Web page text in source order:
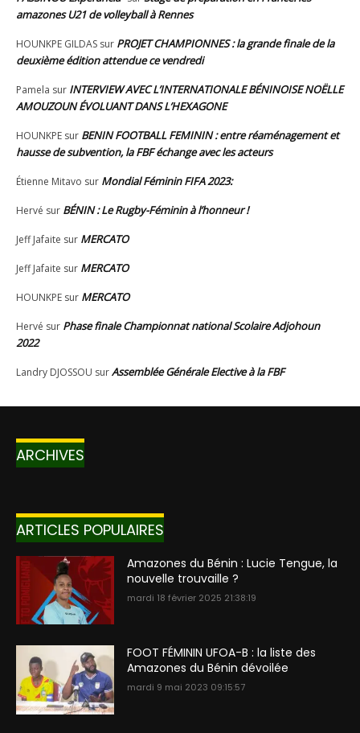
ARCHIVES
ARTICLES POPULAIRES
Amazones du Bénin : Lucie Tengue, la
nouvelle trouvaille ?
mardi 18 février 2025 21:38:19
FOOT FÉMININ UFOA-B : la liste des
Amazones du Bénin dévoilée
mardi 9 mai 2023 09:15:57